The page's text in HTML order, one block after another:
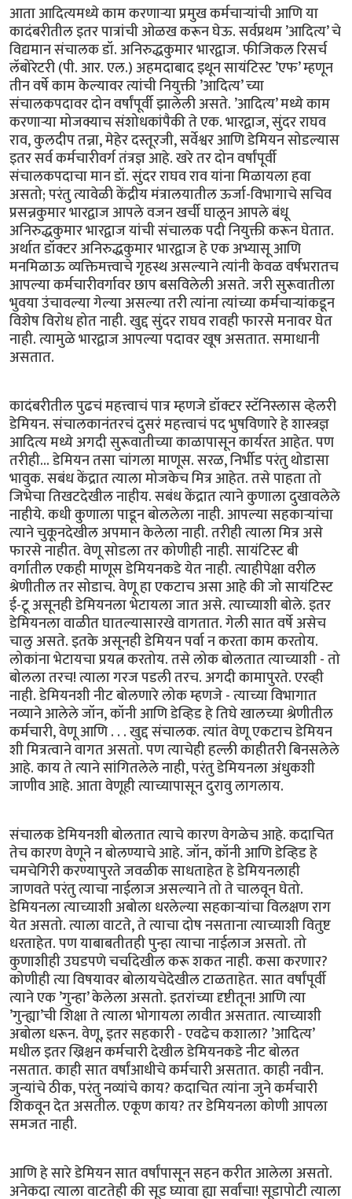
आता आदित्यमध्ये काम करणार्‍या प्रमुख कर्मचार्‍यांची आणि या
कादंबरीतील इतर पात्रांची ओळख करून घेऊ. सर्वप्रथम ’आदित्य’ चे
विद्यमान संचालक डॉ. अनिरुद्धकुमार भारद्वाज. फीजिकल रिसर्च
लॅबोरेटरी (पी. आर. एल.) अहमदाबाद इथून सायंटिस्ट ’एफ’ म्हणून
तीन वर्षे काम केल्यावर त्यांची नियुक्ती ’आदित्य’ च्या
संचालकपदावर दोन वर्षांपूर्वी झालेली असते. ’आदित्य’ मध्ये काम
करणार्‍या मोजक्याच संशोधकांपैकी ते एक. भारद्वाज, सुंदर राघव
राव, कुलदीप तन्ना, मेहेर दस्तूरजी, सर्वेश्वर आणि डेमियन सोडल्यास
इतर सर्व कर्मचारीवर्ग तंत्रज्ञ आहे. खरे तर दोन वर्षांपूर्वी
संचालकपदाचा मान डॉ. सुंदर राघव राव यांना मिळायला हवा
असतो; परंतु त्यावेळी केंद्रीय मंत्रालयातील ऊर्जा-विभागाचे सचिव
प्रसन्नकुमार भारद्वाज आपले वजन खर्ची घालून आपले बंधू
अनिरुद्धकुमार भारद्वाज यांची संचालक पदी नियुक्ती करून घेतात.
अर्थात डॉक्टर अनिरुद्धकुमार भारद्वाज हे एक अभ्यासू आणि
मनमिळाऊ व्यक्तिमत्त्वाचे गृहस्थ असल्याने त्यांनी केवळ वर्षभरातच
आपल्या कर्मचारीवर्गावर छाप बसविलेली असते. जरी सुरूवातीला
भुवया उंचावल्या गेल्या असल्या तरी त्यांना त्यांच्या कर्मचार्‍यांकडून
विशेष विरोध होत नाही. खुद्द सुंदर राघव रावही फारसे मनावर घेत
नाही. त्यामुळे भारद्वाज आपल्या पदावर खूष असतात. समाधानी
असतात.
कादंबरीतील पुढचं महत्त्वाचं पात्र म्हणजे डॉक्टर स्टॅनिस्लास व्हेलरी
डेमियन. संचालकानंतरचं दुसरं महत्त्वाचं पद भुषविणारे हे शास्त्रज्ञ
आदित्य मध्ये अगदी सुरूवातीच्या काळापासून कार्यरत आहेत. पण
तरीही... डेमियन तसा चांगला माणूस. सरळ, निर्भीड परंतु थोडासा
भावुक. सबंध केंद्रात त्याला मोजकेच मित्र आहेत. तसे पाहता तो
जिभेचा तिखटदेखील नाहीय. सबंध केंद्रात त्याने कुणाला दुखावलेले
नाहीये. कधी कुणाला पाडून बोललेला नाही. आपल्या सहकार्‍यांचा
त्याने चुकूनदेखील अपमान केलेला नाही. तरीही त्याला मित्र असे
फारसे नाहीत. वेणू सोडला तर कोणीही नाही. सायंटिस्ट बी
वर्गातील एकही माणूस डेमियनकडे येत नाही. त्याहीपेक्षा वरील
श्रेणीतील तर सोडाच. वेणू हा एकटाच असा आहे की जो सायंटिस्ट
ई-टू असूनही डेमियनला भेटायला जात असे. त्याच्याशी बोले. इतर
डेमियनला वाळीत घातल्यासारखे वागतात. गेली सात वर्षे असेच
चालु असते. इतके असूनही डेमियन पर्वा न करता काम करतोय.
लोकांना भेटायचा प्रयत्न करतोय. तसे लोक बोलतात त्याच्याशी - तो
बोलला तरच! त्याला गरज पडली तरच. अगदी कामापुरते. एरव्ही
नाही. डेमियनशी नीट बोलणारे लोक म्हणजे - त्याच्या विभागात
नव्याने आलेले जॉन, कॉनी आणि डेव्हिड हे तिघे खालच्या श्रेणीतील
कर्मचारी, वेणू आणि . . . खुद्द संचालक. त्यांत वेणू एकटाच डेमियन
शी मित्रत्वाने वागत असतो. पण त्याचेही हल्ली काहीतरी बिनसलेले
आहे. काय ते त्याने सांगितलेले नाही, परंतु डेमियनला अंधुकशी
जाणीव आहे. आता वेणूही त्याच्यापासून दुरावु लागलाय.
संचालक डेमियनशी बोलतात त्याचे कारण वेगळेच आहे. कदाचित
तेच कारण वेणूने न बोलण्याचे आहे. जॉन, कॉनी आणि डेव्हिड हे
चमचेगिरी करण्यापुरते जवळीक साधताहेत हे डेमियनलाही
जाणवते परंतु त्याचा नाईलाज असल्याने तो ते चालवून घेतो.
डेमियनला त्याच्याशी अबोला धरलेल्या सहकार्‍यांचा विलक्षण राग
येत असतो. त्याला वाटते, ते त्याचा दोष नसताना त्याच्याशी वितुष्ट
धरताहेत. पण याबाबतीतही पुन्हा त्याचा नाईलाज असतो. तो
कुणाशीही उघडपणे चर्चादेखील करू शकत नाही. कसा करणार?
कोणीही त्या विषयावर बोलायचेदेखील टाळताहेत. सात वर्षांपूर्वी
त्याने एक ’गुन्हा’ केलेला असतो. इतरांच्या दृष्टीतून! आणि त्या
’गुन्ह्या’ची शिक्षा ते त्याला भोगायला लावीत असतात. त्याच्याशी
अबोला धरून. वेणू, इतर सहकारी - एवढेच कशाला? ’आदित्य’
मधील इतर ख्रिश्चन कर्मचारी देखील डेमियनकडे नीट बोलत
नसतात. काही सात वर्षांआधीचे कर्मचारी असतात. काही नवीन.
जुन्यांचे ठीक, परंतु नव्यांचे काय? कदाचित त्यांना जुने कर्मचारी
शिकवून देत असतील. एकूण काय? तर डेमियनला कोणी आपला
समजत नाही.
आणि हे सारे डेमियन सात वर्षांपासून सहन करीत आलेला असतो.
अनेकदा त्याला वाटतेही की सूड घ्यावा ह्या सर्वांचा! सूडापोटी त्याला